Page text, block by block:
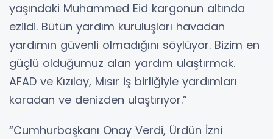
yaşındaki Muhammed Eid kargonun altında
ezildi. Bütün yardım kuruluşları havadan
yardımın güvenli olmadığını söylüyor. Bizim en
güçlü olduğumuz alan yardım ulaştırmak.
AFAD ve Kızılay, Mısır iş birliğiyle yardımları
karadan ve denizden ulaştırıyor.”
“Cumhurbaşkanı Onay Verdi, Ürdün İzni